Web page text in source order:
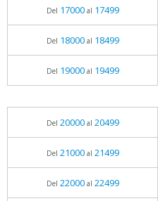
Del 17000al 17499
Del 18000al 18499
Del 19000al 19499
Del 20000al 20499
Del 21000al 21499
Del 22000al 22499